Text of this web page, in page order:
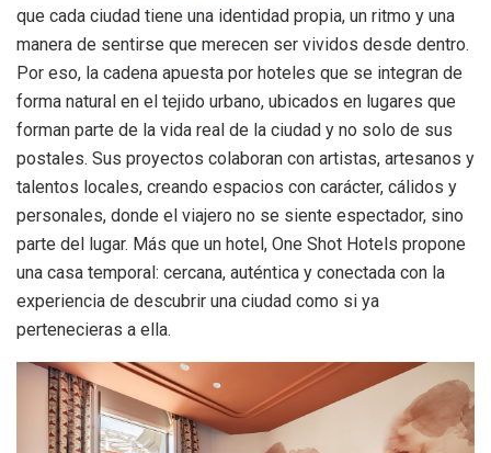
que cada ciudad tiene una identidad propia, un ritmo y una
manera de sentirse que merecen ser vividos desde dentro.
Por eso, la cadena apuesta por hoteles que se integran de
forma natural en el tejido urbano, ubicados en lugares que
forman parte de la vida real de la ciudad y no solo de sus
postales. Sus proyectos colaboran con artistas, artesanos y
talentos locales, creando espacios con carácter, cálidos y
personales, donde el viajero no se siente espectador, sino
parte del lugar. Más que un hotel, One Shot Hotels propone
una casa temporal: cercana, auténtica y conectada con la
experiencia de descubrir una ciudad como si ya
pertenecieras a ella.